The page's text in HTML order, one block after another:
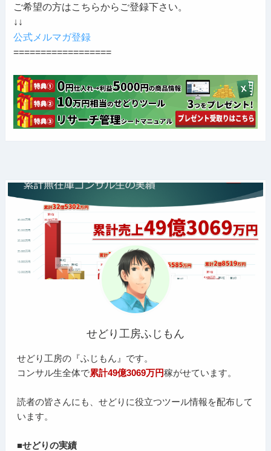
ご希望の方はこちらからご登録下さい。
↓↓
公式メルマガ登録
==================
せどり工房ふじもん
せどり工房の『ふじもん』です。
コンサル生全体で累計49億3069万円稼がせています。
読者の皆さんにも、せどりに役立つツール情報を配布して
います。
■せどりの実績